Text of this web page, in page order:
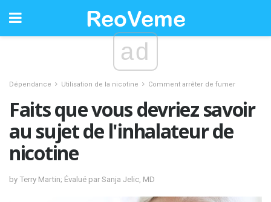
ad
Dépendance Utilisation de la nicotine Comment arrêter de fumer
Faits que vous devriez savoir
au sujet de l'inhalateur de
nicotine
by Terry Martin; Évalué par Sanja Jelic, MD